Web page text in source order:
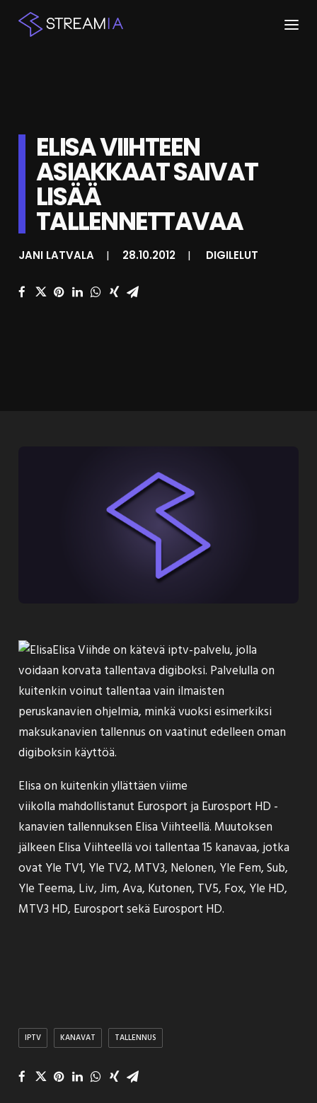
STREAMIT
KESKUSTELU
SHOP
HAKU
ELISA VIIHTEEN
ASIAKKAAT SAIVAT
LISÄÄ
TALLENNETTAVAA
JANI LATVALA | 28.10.2012 | DIGILELUT
Elisa Viihde on kätevä iptv-palvelu, jolla
voidaan korvata tallentava digiboksi. Palvelulla on
kuitenkin voinut tallentaa vain ilmaisten
peruskanavien ohjelmia, minkä vuoksi esimerkiksi
maksukanavien tallennus on vaatinut edelleen oman
digiboksin käyttöä.
Elisa on kuitenkin yllättäen viime
viikolla mahdollistanut Eurosport ja Eurosport HD -
kanavien tallennuksen Elisa Viihteellä. Muutoksen
jälkeen Elisa Viihteellä voi tallentaa 15 kanavaa, jotka
ovat Yle TV1, Yle TV2, MTV3, Nelonen, Yle Fem, Sub,
Yle Teema, Liv, Jim, Ava, Kutonen, TV5, Fox, Yle HD,
MTV3 HD, Eurosport sekä Eurosport HD.
IPTV KANAVAT TALLENNUS